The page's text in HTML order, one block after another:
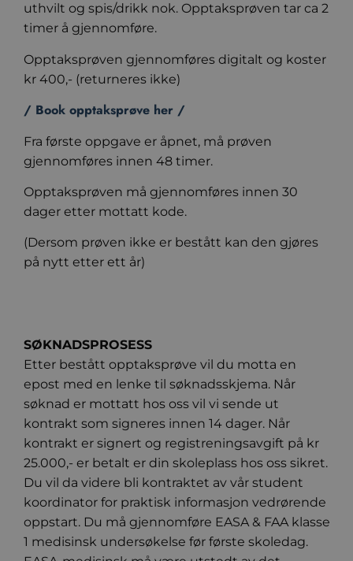
uthvilt og spis/drikk nok. Opptaksprøven tar ca 2
timer å gjennomføre.
Opptaksprøven gjennomføres digitalt og koster
kr 400,- (returneres ikke)
/ Book opptaksprøve her /
Fra første oppgave er åpnet, må prøven
gjennomføres innen 48 timer.
Opptaksprøven må gjennomføres innen 30
dager etter mottatt kode.
(Dersom prøven ikke er bestått kan den gjøres
på nytt etter ett år)
SØKNADSPROSESS
Etter bestått opptaksprøve vil du motta en
epost med en lenke til søknadsskjema. Når
søknad er mottatt hos oss vil vi sende ut
kontrakt som signeres innen 14 dager. Når
kontrakt er signert og registreningsavgift på kr
25.000,- er betalt er din skoleplass hos oss sikret.
Du vil da videre bli kontraktet av vår student
koordinator for praktisk informasjon vedrørende
oppstart. Du må gjennomføre EASA & FAA klasse
1 medisinsk undersøkelse før første skoledag.